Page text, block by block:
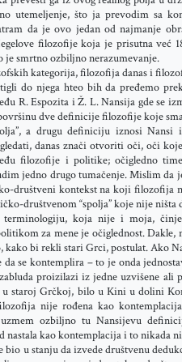
utemeljenje, što ja prevodim sa
da je ovo jedan od najmanje
filozofije koja je prisutna već
je smrtno ozbiljno nerazumevanje.
kategorija, filozofija danas i
do njega hteo bih da pređemo
R. Espozita i Ž. L. Nansija gde se
dve definicije filozofije koje
a drugu definiciju iznosi Nansi
danas znači otvoriti oči, oči
filozofije i politike; očigledno
jedno drugo tumačenje. Mislim da
društveni kontekst na koji filozofija
društvenom “spolja” koje nije ništa
terminologiju, koja nije i moja,
za mene je očiglednost. Dakle,
bi rekli stari Grci, postulat. Ako
da se kontemplira – to je onda
proizilazi iz jedne uzvišene ali
staroj Grčkoj, bilo u Kini u dolini
nije rođena kao
ozbiljno tu Nansijevu
kao kontemplacija i to nikada
bio u stanju da izvede društvenu